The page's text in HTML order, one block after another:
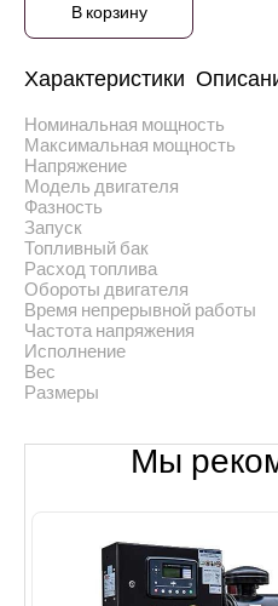
В корзину
Характеристики
Номинальная мощность
Максимальная мощность
Напряжение
Модель двигателя
Фазность
Запуск
Топливный бак
Расход топлива
Обороты двигателя
Время непрерывной работы
Частота напряжения
Исполнение
Вес
Размеры
Мы